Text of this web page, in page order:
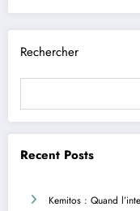
Rechercher
Recent Posts
Kemitos : Quand